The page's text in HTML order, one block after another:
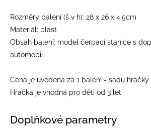
Rozměry balení (š v h): 28 x 26 x 4,5cm
Materiál: plast
Obsah balení: model čerpací stanice s
automobil
Cena je uvedena za 1 balení - sadu hračky
Hračka je vhodná pro děti od 3 let
Doplňkové parametry